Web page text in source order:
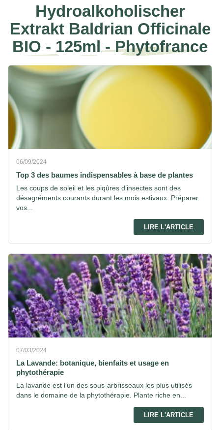
Hydroalkoholischer
Extrakt Baldrian Officinale
BIO - 125ml - Phytofrance
06/09/2024
Top 3 des baumes indispensables à base de plantes
Les coups de soleil et les piqûres d’insectes sont des
désagréments courants durant les mois estivaux. Préparer
vos...
LIRE L'ARTICLE
07/03/2024
La Lavande: botanique, bienfaits et usage en
phytothérapie
La lavande est l’un des sous-arbrisseaux les plus utilisés
dans le domaine de la phytothérapie. Plante riche en...
LIRE L'ARTICLE